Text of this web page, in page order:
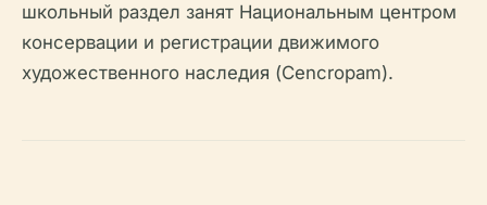
школьный раздел занят Национальным центром
консервации и регистрации движимого
художественного наследия (Cencropam).